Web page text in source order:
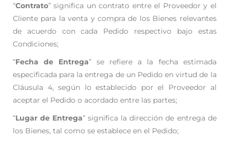
“Contrato” significa un contrato entre el Proveedor y el
Cliente para la venta y compra de los Bienes relevantes
de acuerdo con cada Pedido respectivo bajo estas
Condiciones;
“Fecha de Entrega” se refiere a la fecha estimada
especificada para la entrega de un Pedido envirtud de la
Cláusula 4, según lo establecido por el Proveedor al
aceptar el Pedido o acordado entre las partes;
“Lugar de Entrega” significa la dirección de entrega de
los Bienes, tal como se establece en el Pedido;